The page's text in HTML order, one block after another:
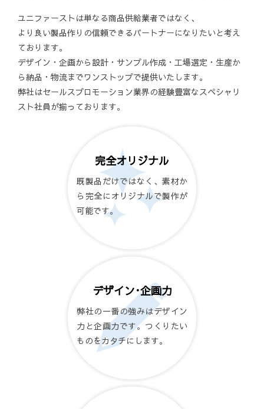
ユニファーストは単なる商品供給業者ではなく、
より良い製品作りの信頼できるパートナーになりたいと考え
ております。
デザイン・企画から設計・サンプル作成・工場選定・生産か
ら納品・物流までワンストップで提供いたします。
弊社はセールスプロモーション業界の経験豊富なスペシャリ
スト社員が揃っております。
完全オリジナル
既製品だけではなく、素材か
ら完全にオリジナルで製作が
可能です。
デザイン･企画力
弊社の一番の強みはデザイン
力と企画力です。つくりたい
ものをカタチにします。